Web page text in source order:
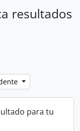
resultados
para tu